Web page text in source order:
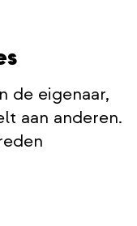
de eigenaar,
aan anderen.